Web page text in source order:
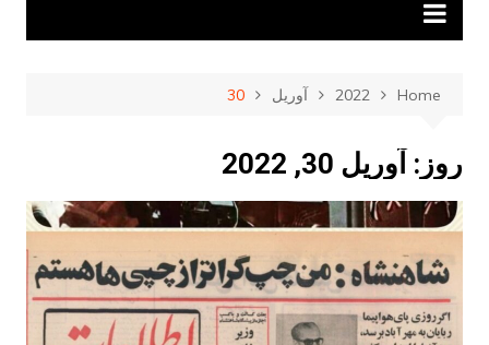
Home
2022 آوریل 30
روز: آوریل 30, 2022